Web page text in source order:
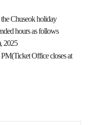
Chuseok holiday
hours as follows
2025
Office closes at